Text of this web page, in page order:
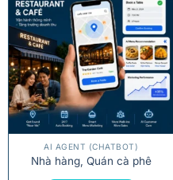
AI AGENT (CHATBOT)
Nhà hàng, Quán cà phê